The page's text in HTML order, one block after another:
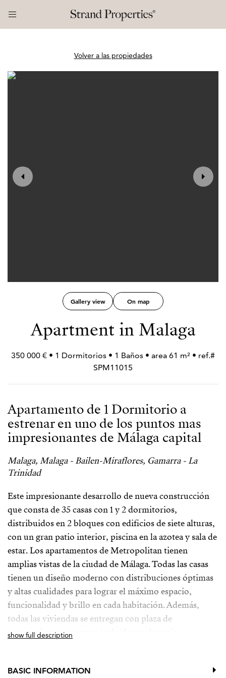
Volver a las propiedades
Gallery view On map
Apartment in Malaga
350 000 € • 1 Dormitorios • 1 Baños • area 61 m² • ref.#
SPM11015
Apartamento de 1 Dormitorio a
estrenar en uno de los puntos mas
impresionantes de Málaga capital
Malaga, Malaga - Bailen-Miraflores, Gamarra - La
Trinidad
Este impresionante desarrollo de nueva construcción
que consta de 35 casas con 1 y 2 dormitorios,
distribuidos en 2 bloques con edificios de siete alturas,
con un gran patio interior, piscina en la azotea y sala de
estar. Los apartamentos de Metropolitan tienen
amplias vistas de la ciudad de Málaga. Todas las casas
tienen un diseño moderno con distribuciones óptimas
y altas cualidades para lograr el máximo espacio,
funcionalidad y brillo en cada habitación. Además,
todas las viviendas se entregan con plaza de
aparcamiento y trastero incluido en el precio.
de la capital de Málaga, en un entorno consolidado en
show full description
BASIC INFORMATION